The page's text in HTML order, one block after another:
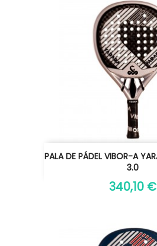
PALA DE PÁDEL VIBOR-A
3.0
340,10 €